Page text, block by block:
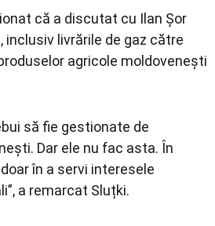
că a discutat cu Ilan Șor
livrările de gaz către
agricole moldovenești
să fie gestionate de
Dar ele nu fac asta. În
în a servi interesele
a remarcat Sluțki.